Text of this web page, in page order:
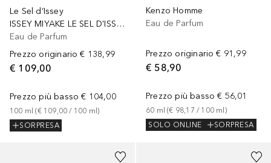
Le Sel d‘Issey
ISSEY MIYAKE LE SEL D'ISSEY EAU DE PARFUM
Eau de Parfum
Prezzo originario € 138,99
€ 109,00
Prezzo più basso € 104,00
100 ml (€ 109,00 / 100 ml)
SORPRESA
Kenzo Homme
Eau de Parfum
Prezzo originario € 91,99
€ 58,90
Prezzo più basso € 56,01
60 ml (€ 98,17 / 100 ml )
SOLO ONLINE
SORPRESA